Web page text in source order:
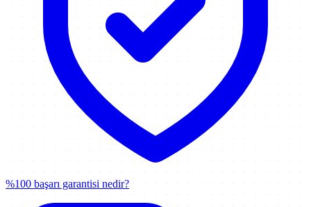
%100 başarı garantisi nedir?